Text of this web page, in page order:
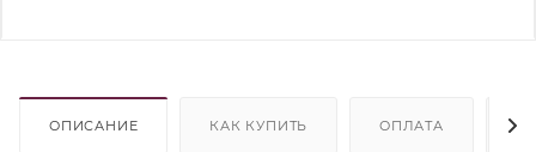
ОПИСАНИЕ КАК КУПИТЬ ОПЛАТА